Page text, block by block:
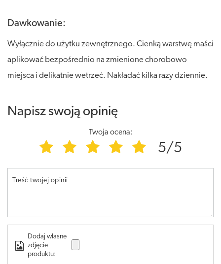
Dawkowanie:
Wyłącznie do użytku zewnętrznego. Cienką warstwę maści
aplikować bezpośrednio na zmienione chorobowo
miejsca i delikatnie wetrzeć. Nakładać kilka razy dziennie.
Napisz swoją opinię
Twoja ocena:
5/5
Treść twojej opinii
Dodaj własne
zdjęcie
produktu: